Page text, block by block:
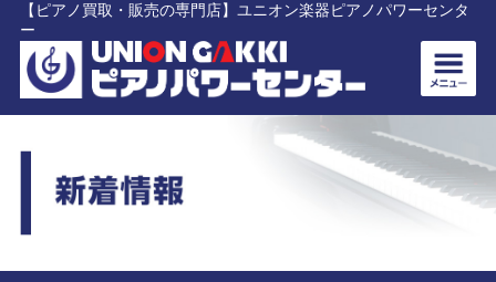
【ピアノ買取・販売の専門店】ユニオン楽器ピアノパワーセンタ
ー